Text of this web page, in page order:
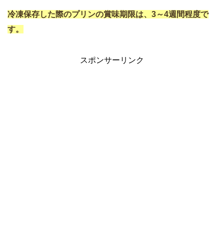
冷凍保存した際のプリンの賞味期限は、3～4週間程度で
す。
スポンサーリンク